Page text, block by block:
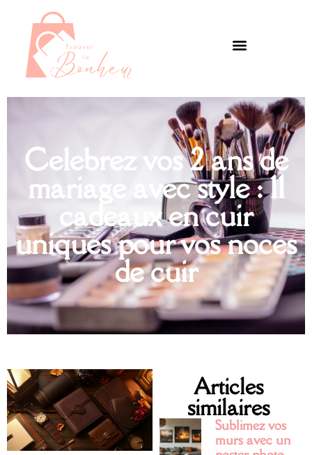
Celebrez vos 2 ans de
mariage avec style : 11
cadeaux en cuir
uniques pour vos noces
de cuir
Articles
similaires
Sublimez vos
murs avec un